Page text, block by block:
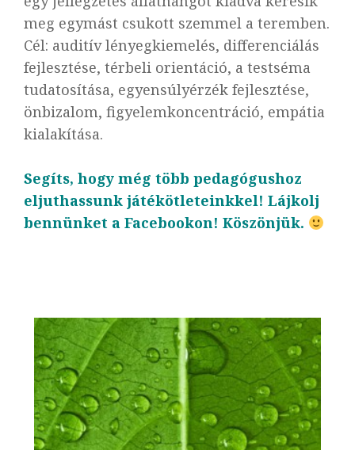
meg egymást csukott szemmel a teremben.
Cél: auditív lényegkiemelés, differenciálás
fejlesztése, térbeli orientáció, a testséma
tudatosítása, egyensúlyérzék fejlesztése,
önbizalom, figyelemkoncentráció, empátia
kialakítása.
Segíts, hogy még több pedagógushoz
eljuthassunk játékötleteinkkel! Lájkolj
bennünket a Facebookon! Köszönjük.